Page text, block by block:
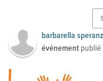
barbarella
événement